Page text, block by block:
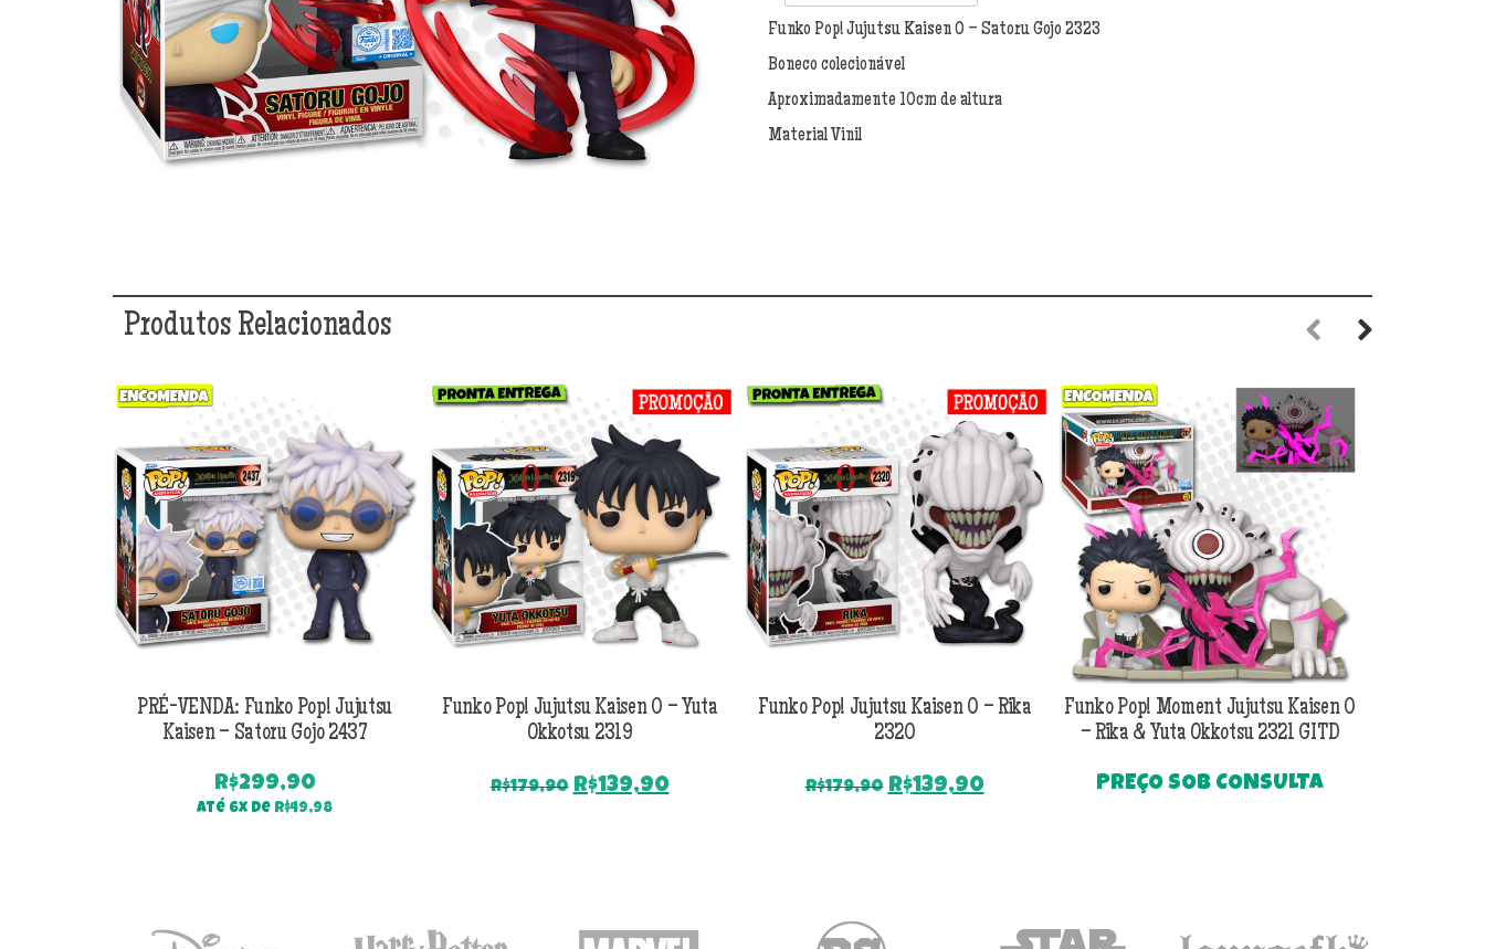
Satoru
Gojo
2323
quantidade
Funko Pop! Jujutsu Kaisen 0 – Satoru Gojo 2323
Boneco colecionável
Aproximadamente 10cm de altura
Material Vinil
Produtos Relacionados
PRÉ-VENDA: Funko Pop! Jujutsu
Kaisen – Satoru Gojo 2437
R$299,90
Até 6x de R$49,98
Funko Pop! Jujutsu Kaisen 0 – Yuta
Okkotsu 2319
R$179,90 O
R$139,90O
Funko Pop! Jujutsu Kaisen 0 – Rika
2320
R$179,90 O
R$139,90O
Funko Pop! Moment Jujutsu Kaisen 0
– Rika & Yuta Okkotsu 2321 GITD
PREÇO SOB CONSULTA